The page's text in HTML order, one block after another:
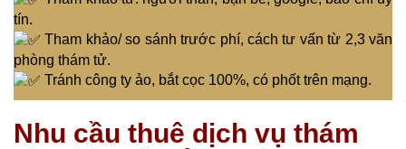
tín.
Tham khảo/ so sánh trước phí, cách tư vấn từ 2,3 văn
phòng thám tử.
Tránh công ty ảo, bắt cọc 100%, có phốt trên mạng.
Nhu cầu thuê dịch vụ thám